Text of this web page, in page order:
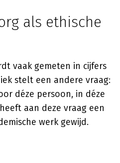
als ethische
vaak gemeten in cijfers
stelt een andere vraag:
déze persoon, in déze
heeft aan deze vraag een
werk gewijd.